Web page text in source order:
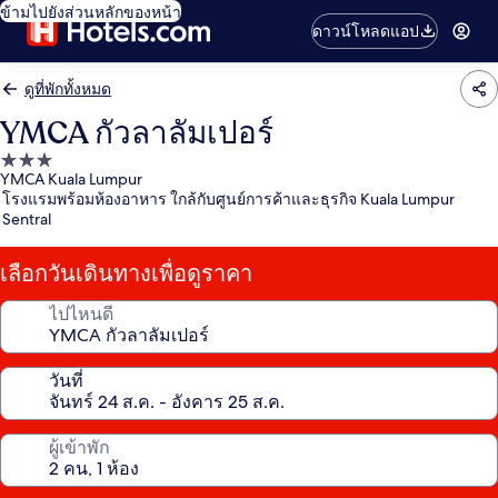
ข้ามไปยังส่วนหลักของหน้า
ดาวน์โหลดแอป
ดูที่พักทั้งหมด
YMCA กัวลาลัมเปอร์
ที่พัก
3.0
ดาว
YMCA Kuala Lumpur
โรงแรมพร้อมห้องอาหาร ใกล้กับศูนย์การค้าและธุรกิจ Kuala Lumpur
Sentral
เลือกวันเดินทางเพื่อดูราคา
ไปไหนดี
วันที่
ผู้เข้าพัก